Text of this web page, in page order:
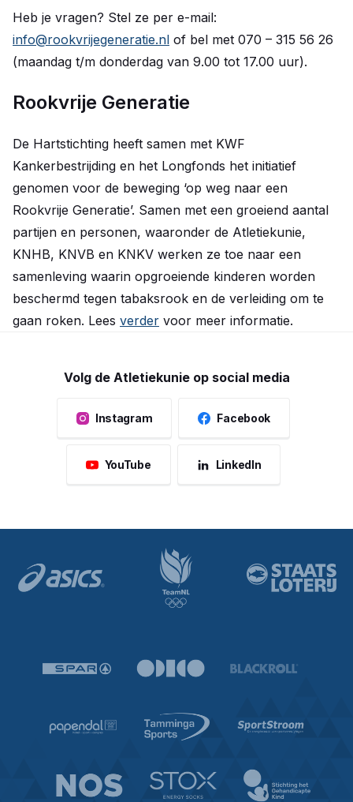
Heb je vragen? Stel ze per e-mail:
info@rookvrijegeneratie.nl of bel met 070 – 315 56 26
(maandag t/m donderdag van 9.00 tot 17.00 uur).
Rookvrije Generatie
De Hartstichting heeft samen met KWF
Kankerbestrijding en het Longfonds het initiatief
genomen voor de beweging ‘op weg naar een
Rookvrije Generatie’. Samen met een groeiend aantal
partijen en personen, waaronder de Atletiekunie,
KNHB, KNVB en KNKV werken ze toe naar een
samenleving waarin opgroeiende kinderen worden
beschermd tegen tabaksrook en de verleiding om te
gaan roken. Lees verder voor meer informatie.
Volg de Atletiekunie op social media
Instagram Facebook
YouTube LinkedIn